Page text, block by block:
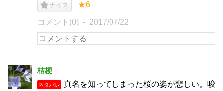
ナイス ★6
コメント(0) 2017/07/22
桔梗
ネタバレ
真名を知ってしまった桜の姿が悲しい。唆